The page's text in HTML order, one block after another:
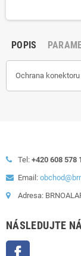
POPIS
Ochrana konektoru
Tel: +420 608 578
Email:
Adresa:
NÁSLEDUJTE